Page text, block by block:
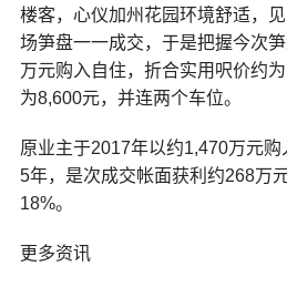
楼客，心仪加州花园环境舒适，
场笋盘一一成交，于是把握今次
万元购入自住，折合实用呎价约
为8,600元，并连两个车位。
原业主于2017年以约1,470万元
5年，是次成交帐面获利约268万
18%。
更多资讯